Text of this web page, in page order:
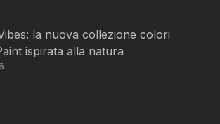
la nuova collezione colori
ispirata alla natura